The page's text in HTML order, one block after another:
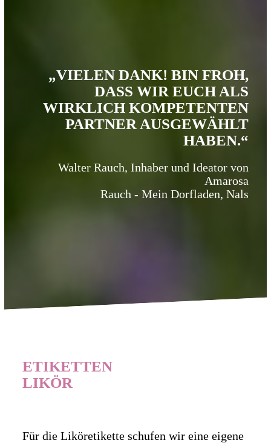
„VIELEN DANK! BIN FROH,
DASS WIR EUCH ALS
WIRKLICH KOMPETENTEN
PARTNER AUSGEWÄHLT
HABEN.“
Walter Rauch, Inhaber und Ideator von
Amarosa
Rauch - Mein Dorfladen, Nals
ETIKETTEN
LIKÖR
Für die Liköretikette schufen wir eine eigene